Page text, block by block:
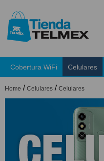
Cobertura WiFi Celulares
Home / Celulares / Celulares